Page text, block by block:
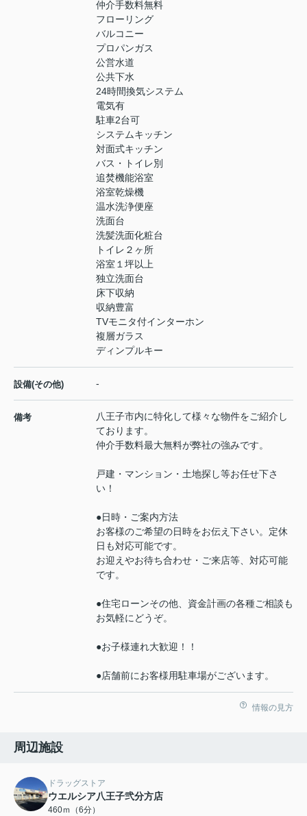
仲介手数料無料
フローリング
バルコニー
プロパンガス
公営水道
公共下水
24時間換気システム
電気有
駐車2台可
システムキッチン
対面式キッチン
バス・トイレ別
追焚機能浴室
浴室乾燥機
温水洗浄便座
洗面台
洗髪洗面化粧台
トイレ２ヶ所
浴室１坪以上
独立洗面台
床下収納
収納豊富
TVモニタ付インターホン
複層ガラス
ディンプルキー
設備(その他) -
備考
八王子市内に特化して様々な物件をご紹介し
ております。
仲介手数料最大無料が弊社の強みです。
戸建・マンション・土地探し等お任せ下さ
い！
●日時・ご案内方法
お客様のご希望の日時をお伝え下さい。定休
日も対応可能です。
お迎えやお待ち合わせ・ご来店等、対応可能
です。
●住宅ローンその他、資金計画の各種ご相談も
お気軽にどうぞ。
●お子様連れ大歓迎！！
●店舗前にお客様用駐車場がございます。
情報の見方
周辺施設
ドラッグストア
ウエルシア八王子弐分方店
460ｍ（6分）